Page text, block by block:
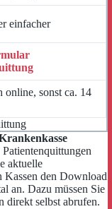
einfacher
online, sonst ca. 14
aktuelle
Kassen den Download
an. Dazu müssen Sie
direkt selbst abrufen.